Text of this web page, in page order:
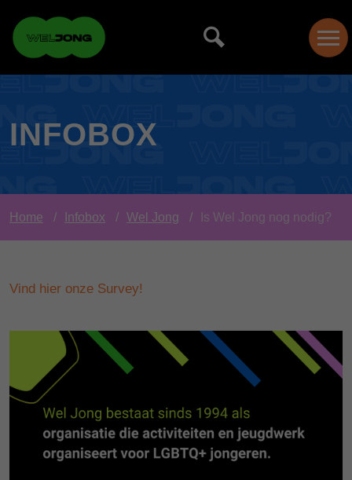
INFOBOX
Home Infobox Wel Jong Is Wel Jong nog nodig?
Vind hier onze Survey!